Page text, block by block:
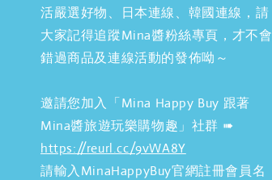
活嚴選好物、日本連線、韓國連線，請
大家記得追蹤Mina醬粉絲專頁，才不會
錯過商品及連線活動的發佈呦～
邀請您加入「Mina Happy Buy 跟著
Mina醬旅遊玩樂購物趣」社群 ➠
https://reurl.cc/9vWA8Y
請輸入MinaHappyBuy官網註冊會員名